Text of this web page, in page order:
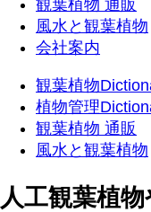
観葉植物 通販
風水と観葉植物
会社案内
観葉植物
植物管理
観葉植物 通販
風水と観葉植物
人工観葉植